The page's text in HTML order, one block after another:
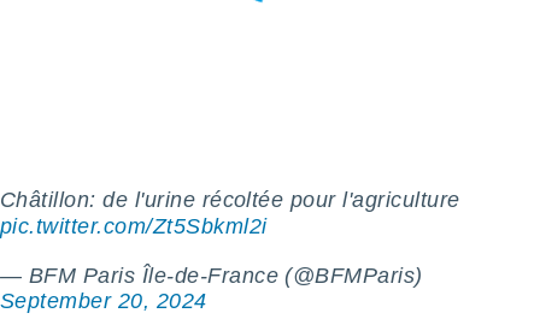
à
Châtillon: de l'urine récoltée pour l'agriculture
pic.twitter.com/Zt5Sbkml2i
— BFM Paris Île-de-France (@BFMParis)
September 20, 2024